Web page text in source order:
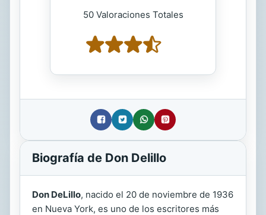
50 Valoraciones Totales
Biografía de Don Delillo
Don DeLillo, nacido el 20 de noviembre de 1936
en Nueva York, es uno de los escritores más